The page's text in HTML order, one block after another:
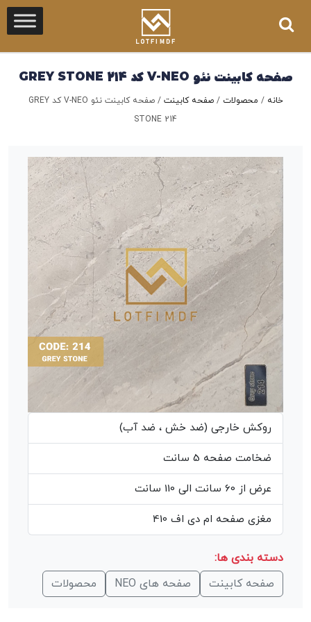
صفحه کابینت نئو V-NEO کد GREY STONE 214
خانه / محصولات /صفحه کابینت /
صفحه کابینت نئو V-NEO کد GREY
STONE 214
روکش خارجی (ضد خش ، ضد آب)
ضخامت صفحه 5 سانت
عرض از 60 سانت الی 110 سانت
مغزی صفحه ام دی اف 410
دسته بندی ها:
صفحه کابینت
صفحه های NEO محصولات